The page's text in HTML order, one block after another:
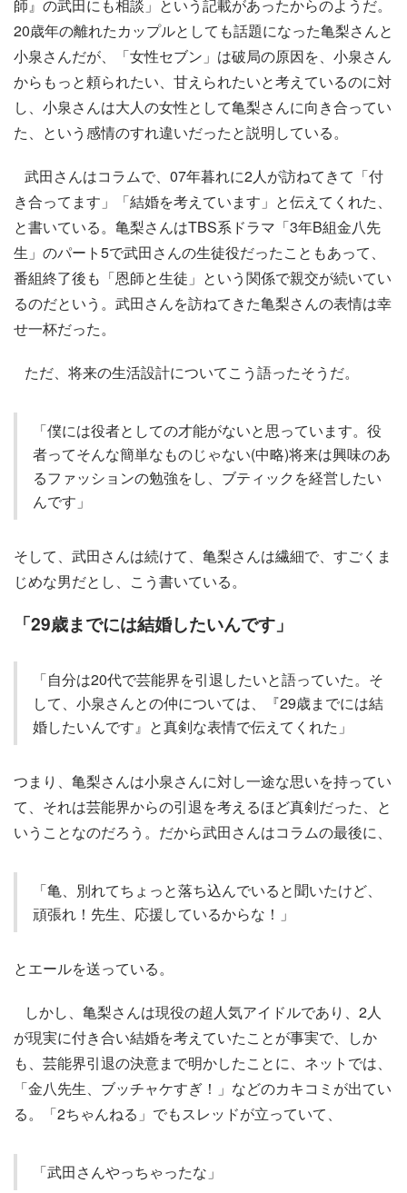
師』の武田にも相談」という記載があったからのようだ。
20歳年の離れたカップルとしても話題になった亀梨さんと
小泉さんだが、「女性セブン」は破局の原因を、小泉さん
からもっと頼られたい、甘えられたいと考えているのに対
し、小泉さんは大人の女性として亀梨さんに向き合ってい
た、という感情のすれ違いだったと説明している。
武田さんはコラムで、07年暮れに2人が訪ねてきて「付
き合ってます」「結婚を考えています」と伝えてくれた、
と書いている。亀梨さんはTBS系ドラマ「3年B組金八先
生」のパート5で武田さんの生徒役だったこともあって、
番組終了後も「恩師と生徒」という関係で親交が続いてい
るのだという。武田さんを訪ねてきた亀梨さんの表情は幸
せ一杯だった。
ただ、将来の生活設計についてこう語ったそうだ。
「僕には役者としての才能がないと思っています。役
者ってそんな簡単なものじゃない(中略)将来は興味のあ
るファッションの勉強をし、ブティックを経営したい
んです」
そして、武田さんは続けて、亀梨さんは繊細で、すごくま
じめな男だとし、こう書いている。
「29歳までには結婚したいんです」
「自分は20代で芸能界を引退したいと語っていた。そ
して、小泉さんとの仲については、『29歳までには結
婚したいんです』と真剣な表情で伝えてくれた」
つまり、亀梨さんは小泉さんに対し一途な思いを持ってい
て、それは芸能界からの引退を考えるほど真剣だった、と
いうことなのだろう。だから武田さんはコラムの最後に、
「亀、別れてちょっと落ち込んでいると聞いたけど、
頑張れ！先生、応援しているからな！」
とエールを送っている。
しかし、亀梨さんは現役の超人気アイドルであり、2人
が現実に付き合い結婚を考えていたことが事実で、しか
も、芸能界引退の決意まで明かしたことに、ネットでは、
「金八先生、ブッチャケすぎ！」などのカキコミが出てい
る。「2ちゃんねる」でもスレッドが立っていて、
「武田さんやっちゃったな」